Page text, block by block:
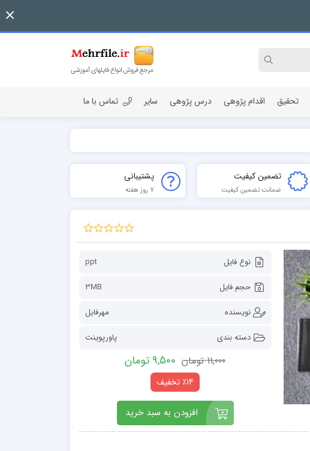
تحقیق اقدام پژوهی درس پژوهی سایر تماس با ما
تضمین کیفیت
ضمانت تضمین کیفیت
پشتیبانی
7 روز هفته
نوع فایل
ppt
حجم فایل
3MB
نویسنده
مهرفایل
دسته بندی
پاورپوینت
11,000 تومان 9,500 تومان
٪14 تخفیف
افزودن به سبد خرید